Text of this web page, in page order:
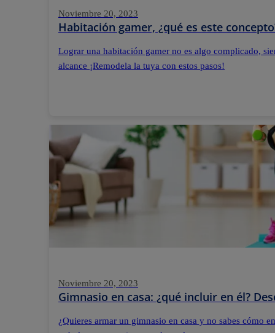
Noviembre 20, 2023
Habitación gamer, ¿qué es este
Lograr una habitación gamer no es algo complicado,
alcance ¡Remodela la tuya con estos pasos!
Noviembre 20, 2023
Gimnasio en casa: ¿qué incluir en él?
¿Quieres armar un gimnasio en casa y no sabes cómo